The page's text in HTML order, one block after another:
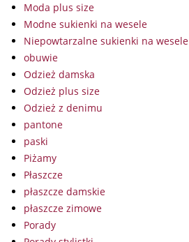
Moda plus size
Modne sukienki na wesele
Niepowtarzalne sukienki na wesele
obuwie
Odzież damska
Odzież plus size
Odzież z denimu
pantone
paski
Piżamy
Płaszcze
płaszcze damskie
płaszcze zimowe
Porady